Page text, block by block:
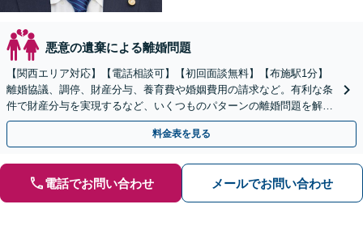
悪意の遺棄による離婚問題
【関西エリア対応】【電話相談可】【初回面談無料】【布施駅1分】
離婚協議、調停、財産分与、養育費や婚姻費用の請求など。有利な条
件で財産分与を実現するなど、いくつものパターンの離婚問題を解決
してきた経験を活かし、より良い解決の実現を
料金表を見る
電話でお問い合わせ メールでお問い合わせ